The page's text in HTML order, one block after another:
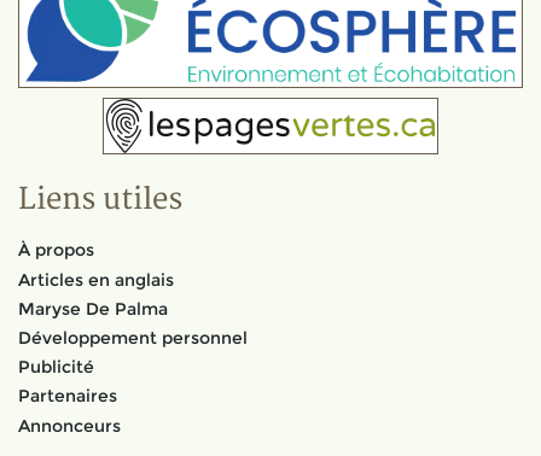
Liens utiles
À propos
Articles en anglais
Maryse De Palma
Développement personnel
Publicité
Partenaires
Annonceurs